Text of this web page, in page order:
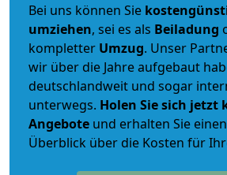
Bei uns können Sie
umziehen, sei es als Beiladung
kompletter Umzug. Unser
wir über die Jahre aufgebaut
deutschlandweit und sogar
unterwegs. Holen Sie sich jetzt
Angebote und erhalten Sie
Überblick über die Kosten für